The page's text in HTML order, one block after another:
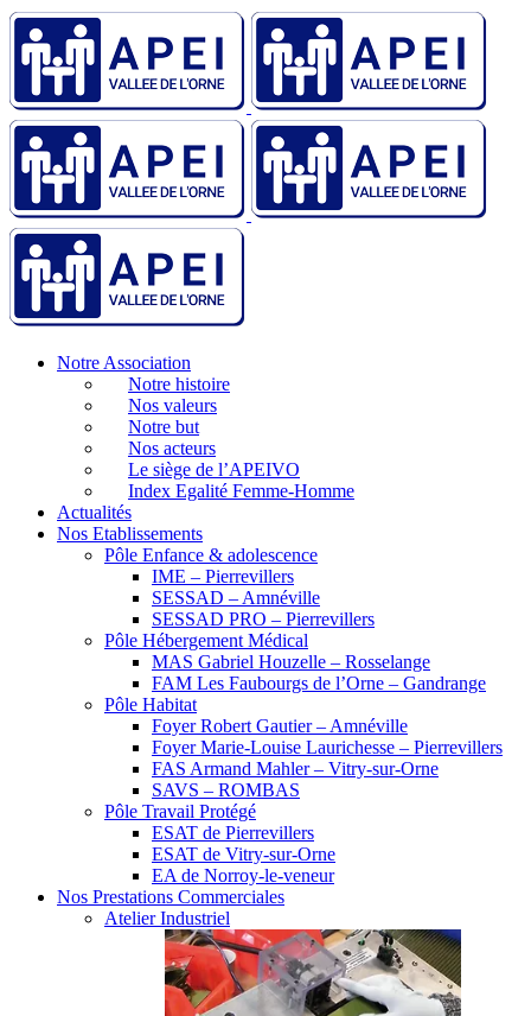
Notre Association
Notre histoire
Nos valeurs
Notre but
Nos acteurs
Le siège de l’APEIVO
Index Egalité Femme-Homme
Actualités
Nos Etablissements
Pôle Enfance & adolescence
IME – Pierrevillers
SESSAD – Amnéville
SESSAD PRO – Pierrevillers
Pôle Hébergement Médical
MAS Gabriel Houzelle – Rosselange
FAM Les Faubourgs de l’Orne – Gandrange
Pôle Habitat
Foyer Robert Gautier – Amnéville
Foyer Marie-Louise Laurichesse – Pierrevillers
FAS Armand Mahler – Vitry-sur-Orne
SAVS – ROMBAS
Pôle Travail Protégé
ESAT de Pierrevillers
ESAT de Vitry-sur-Orne
EA de Norroy-le-veneur
Nos Prestations Commerciales
Atelier Industriel